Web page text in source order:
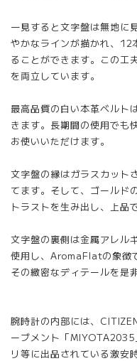
一見すると文字盤は無地に
やかなラインが描かれ、12
ることができます。この工
を両立しています。
最高品質の白い本革ベルト
きます。長期間の使用でも
お使いいただけます。
文字盤の縁はガラスカット
てます。そして、ゴールド
トラストを生み出し、上品
文字盤の裏側は金属アレル
使用し、AromaFlatの象徴
その緻密なディテールを是
腕時計の内部には、
ーブメント「
リ等に出品されている激安